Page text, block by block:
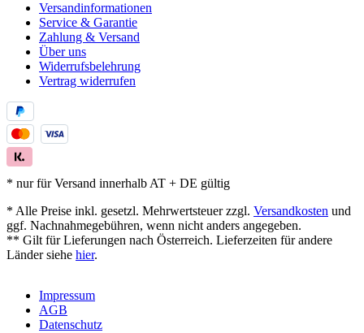
Versandinformationen
Service & Garantie
Zahlung & Versand
Über uns
Widerrufsbelehrung
Vertrag widerrufen
* nur für Versand innerhalb AT + DE gültig
* Alle Preise inkl. gesetzl. Mehrwertsteuer zzgl. Versandkosten und
ggf. Nachnahmegebühren, wenn nicht anders angegeben.
** Gilt für Lieferungen nach Österreich. Lieferzeiten für andere
Länder siehe hier.
Impressum
AGB
Datenschutz